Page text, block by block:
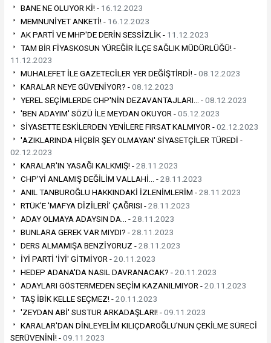
BANE NE OLUYOR Kİ! - 16.12.2023
MEMNUNİYET ANKETİ! - 16.12.2023
AK PARTİ VE MHP'DE DERİN SESSİZLİK - 11.12.2023
TAM BİR FİYASKOSUN YÜREĞİR İLÇE SAĞLIK MÜDÜRLÜĞÜ! -
11.12.2023
MUHALEFET İLE GAZETECİLER YER DEĞİŞTİRDİ! -08.12.2023
KARALAR NEYE GÜVENİYOR? -08.12.2023
YEREL SEÇİMLERDE CHP'NİN DEZAVANTAJLARI… -08.12.2023
'BEN ADAYIM' SÖZÜ İLE MEYDAN OKUYOR -05.12.2023
SİYASETTE ESKİLERDEN YENİLERE FIRSAT KALMIYOR -02.12.2023
'AZIKLARINDA HİÇBİR ŞEY OLMAYAN' SİYASETÇİLER TÜREDİ -
02.12.2023
KARALAR'IN YASAĞI KALKMIŞ! -28.11.2023
CHP'Yİ ANLAMIŞ DEĞİLİM VALLAHİ… -28.11.2023
ANIL TANBUROĞLU HAKKINDAKİ İZLENİMLERİM -28.11.2023
RTÜK'E 'MAFYA DİZİLERİ' ÇAĞRISI -28.11.2023
ADAY OLMAYA ADAYSIN DA… -28.11.2023
BUNLARA GEREK VAR MIYDI? -28.11.2023
DERS ALMAMIŞA BENZİYORUZ -28.11.2023
İYİ PARTİ 'İYİ' GİTMİYOR -20.11.2023
HEDEP ADANA'DA NASIL DAVRANACAK? -20.11.2023
ADAYLARI GÖSTERMEDEN SEÇİM KAZANILMIYOR -20.11.2023
TAŞ İBİK KELLE SEÇMEZ! -20.11.2023
'ZEYDAN ABİ' SUSTUR ARKADAŞLARI! -09.11.2023
KARALAR'DAN DİNLEYELİM KILIÇDAROĞLU'NUN ÇEKİLME SÜRECİ
SERÜVENİNİ! -09.11.2023